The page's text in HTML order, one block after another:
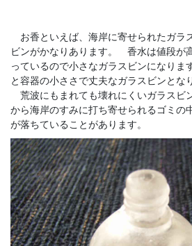
お香といえば、海岸に寄せられたガラ
ビンがかなりあります。 香水は値段が
っているので小さなガラスビンになりま
と容器の小ささで丈夫なガラスビンとな
荒波にもまれても壊れにくいガラスビ
から海岸のすみに打ち寄せられるゴミの
が落ちていることがあります。